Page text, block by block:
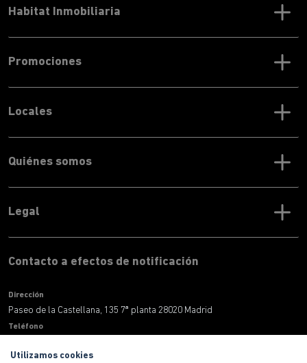
Promociones
Locales
Contacto a efectos de notificación
Dirección
Paseo de la Castellana, 135 7ª planta 28020 Madrid
Teléfono
Correo electronico
Quiénes somos
Legal
Habitat Inmobiliaria
Utilizamos cookies